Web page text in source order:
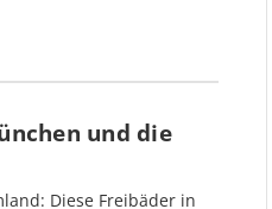
und die
Diese Freibäder in